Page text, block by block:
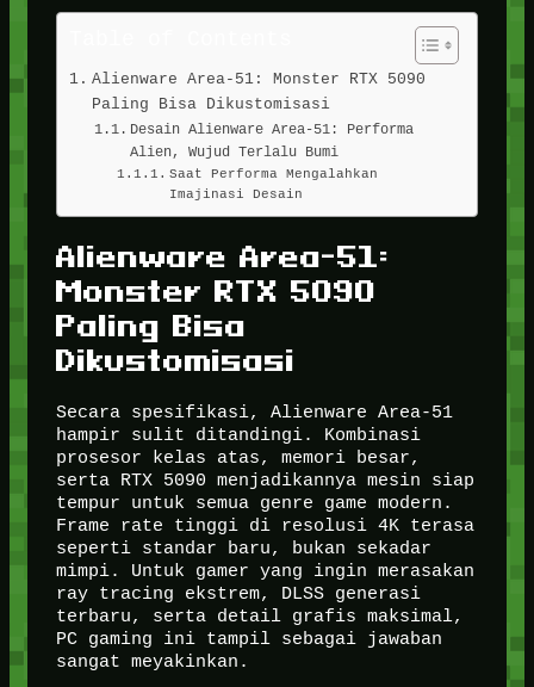
Alienware Area-51: Monster RTX 5090
Paling Bisa Dikustomisasi
Desain Alienware Area-51: Performa
Alien, Wujud Terlalu Bumi
Saat Performa Mengalahkan
Imajinasi Desain
Alienware Area-51:
Monster RTX 5090
Paling Bisa
Dikustomisasi
Secara spesifikasi, Alienware Area-51
hampir sulit ditandingi. Kombinasi
prosesor kelas atas, memori besar,
serta RTX 5090 menjadikannya mesin siap
tempur untuk semua genre game modern.
Frame rate tinggi di resolusi 4K terasa
seperti standar baru, bukan sekadar
mimpi. Untuk gamer yang ingin merasakan
ray tracing ekstrem, DLSS generasi
terbaru, serta detail grafis maksimal,
PC gaming ini tampil sebagai jawaban
sangat meyakinkan.